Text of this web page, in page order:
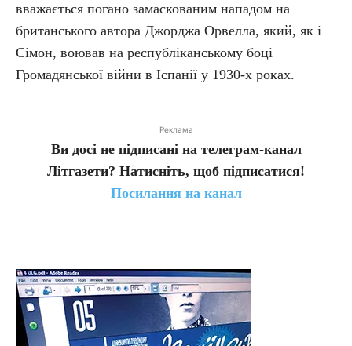
вважається погано замаскованим нападом на
британського автора Джорджа Орвелла, який, як і
Сімон, воював на республіканському боці
Громадянської війни в Іспанії у 1930-х роках.
Реклама
Ви досі не підписані на телеграм-канал
Літгазети? Натисніть, щоб підписатися!
Посилання на канал